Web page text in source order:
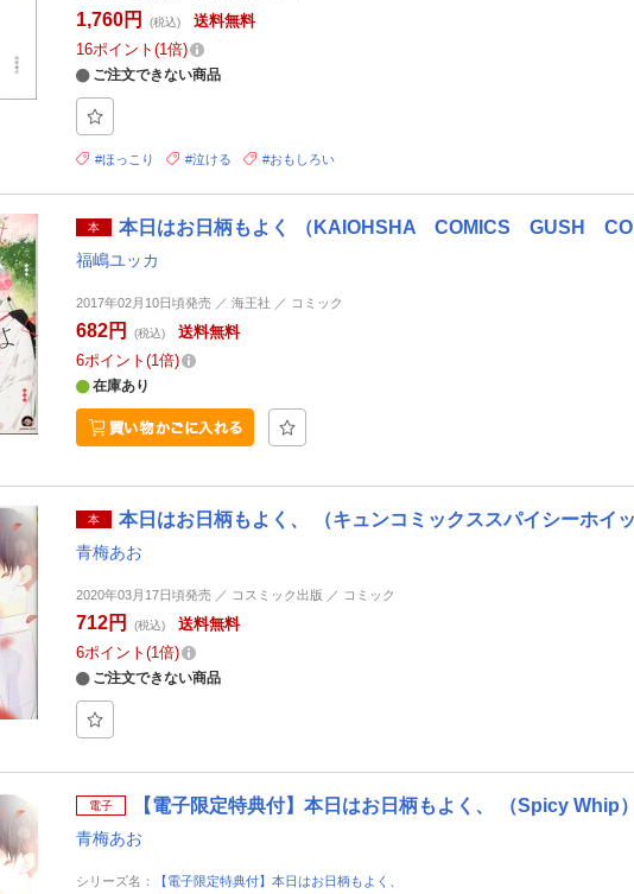
1,760円 (税込)
送料無料
16ポイント 1倍
ご注文できない商品
#ほっこり #泣ける #おもしろい
本 本日はお日柄もよく （KAIOHSHA COMICS GUSH
福嶋ユッカ
2017年02月10日頃発売 ／ 海王社 ／ コミック
682円 (税込)
送料無料
6ポイント 1倍
在庫あり
本 本日はお日柄もよく、 （キュンコミックススパイシーホイ
青梅あお
2020年03月17日頃発売 ／ コスミック出版 ／ コミック
712円 (税込)
送料無料
6ポイント 1倍
ご注文できない商品
電子 【電子限定特典付】本日はお日柄もよく、 （Spicy Whip
青梅あお
シリーズ名：
【電子限定特典付】本日はお日柄もよく、